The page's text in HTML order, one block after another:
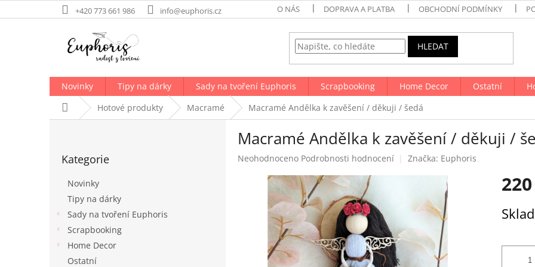
na
+420 773 661 986 info@euphoris.cz O NÁS DOPRAVA A PLATBA OBCHODNÍ PODMÍNKY
HLEDAT
Novinky Tipy na dárky Sady na tvoření Euphoris Scrapbooking Home Decor Ostatní
Domů Hotové produkty Macramé Macramé Andělka k zavěšení / děkuji / šedá
kategorie
Kategorie
Novinky
Tipy na dárky
Sady na tvoření Euphoris
Scrapbooking
Home Decor
Ostatní
Macramé Andělka k zavěšení / děkuji /
Průměrné
produktu
hvězdiček.
Neohodnoceno Podrobnosti hodnocení Značka: Euphoris
cena: